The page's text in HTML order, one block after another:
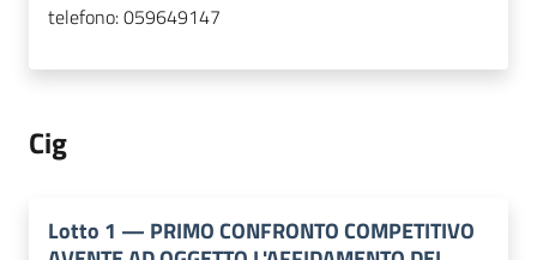
telefono:059649147
Cig
Lotto 1 — PRIMO CONFRONTO COMPETITIVO